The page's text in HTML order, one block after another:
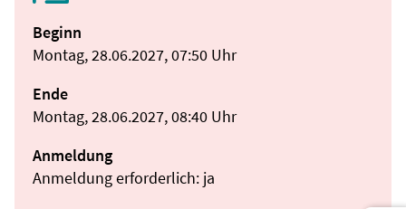
Beginn
Montag, 28.06.2027, 07:50 Uhr
Ende
Montag, 28.06.2027, 08:40 Uhr
Anmeldung
Anmeldung erforderlich: ja